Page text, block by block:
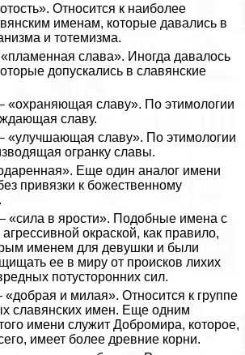
Относится к наиболее
именам, которые давались в
и тотемизма.
слава». Иногда давалось
допускались в славянские
«охраняющая славу». По этимологии
славу.
«улучшающая славу». По этимологии
огранку славы.
Еще один аналог имени
привязки к божественному
«сила в ярости». Подобные имена с
окраской, как правило,
именем для дeвyшки и были
ее в миру от происков лихих
потусторонних сил.
и милая». Относится к группе
славянских имен. Еще одним
имени служит Добромира, которое,
имеет более древние корни.